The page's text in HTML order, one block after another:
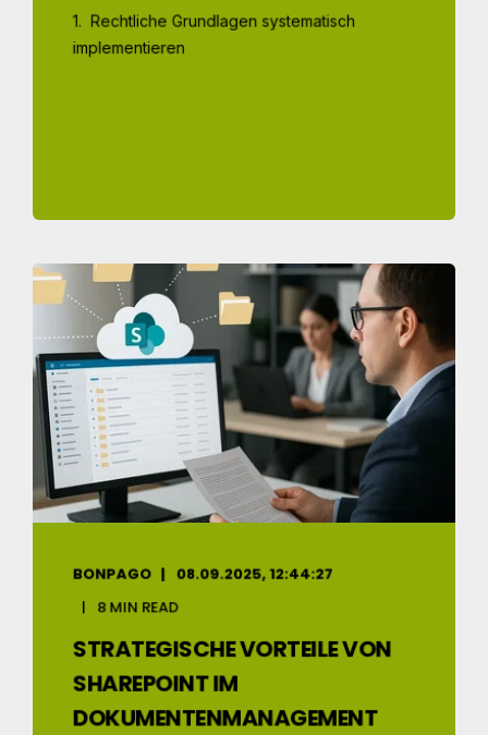
1. Rechtliche Grundlagen systematisch
implementieren
BONPAGO
08.09.2025, 12:44:27
8 MIN READ
STRATEGISCHE VORTEILE VON
SHAREPOINT IM
DOKUMENTENMANAGEMENT